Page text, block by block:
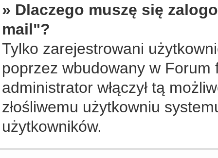
» Dlaczego muszę się
mail"?
Tylko zarejestrowani
poprzez wbudowany w Forum
administrator włączył tą
złośliwemu użytkowniu
użytkowników.